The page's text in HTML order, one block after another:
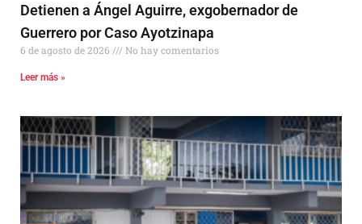
Detienen a Ángel Aguirre, exgobernador de
Guerrero por Caso Ayotzinapa
6 de agosto de 2026 No hay comentarios
Leer más »